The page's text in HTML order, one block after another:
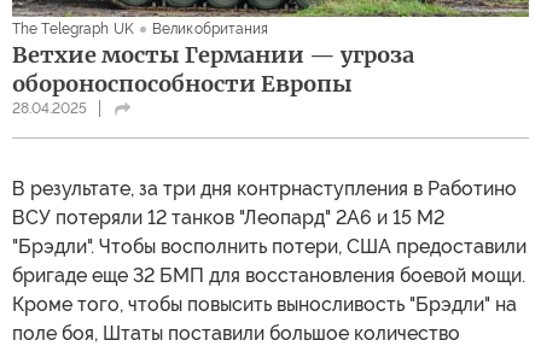
The Telegraph UK Великобритания
Ветхие мосты Германии — угроза
обороноспособности Европы
28.04.2025
В результате, за три дня контрнаступления в Работино
ВСУ потеряли 12 танков "Леопард" 2A6 и 15 M2
"Брэдли". Чтобы восполнить потери, США предоставили
бригаде еще 32 БМП для восстановления боевой мощи.
Кроме того, чтобы повысить выносливость "Брэдли" на
поле боя, Штаты поставили большое количество